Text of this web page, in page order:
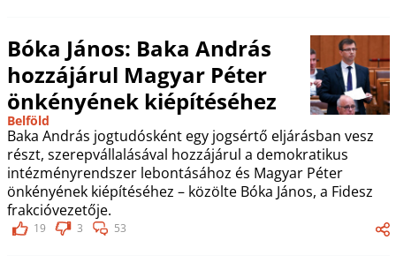
Bóka János: Baka András
hozzájárul Magyar Péter
önkényének kiépítéséhez
Belföld
Baka András jogtudósként egy jogsértő eljárásban vesz
részt, szerepvállalásával hozzájárul a demokratikus
intézményrendszer lebontásához és Magyar Péter
önkényének kiépítéséhez – közölte Bóka János, a Fidesz
frakcióvezetője.
19 3 53